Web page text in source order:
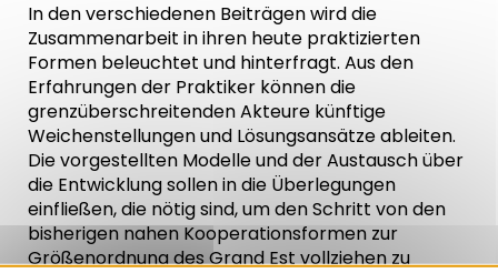
In den verschiedenen Beiträgen wird die
Zusammenarbeit in ihren heute praktizierten
Formen beleuchtet und hinterfragt. Aus den
Erfahrungen der Praktiker können die
grenzüberschreitenden Akteure künftige
Weichenstellungen und Lösungsansätze ableiten.
Die vorgestellten Modelle und der Austausch über
die Entwicklung sollen in die Überlegungen
einfließen, die nötig sind, um den Schritt von den
bisherigen nahen Kooperationsformen zur
Größenordnung des Grand Est vollziehen zu